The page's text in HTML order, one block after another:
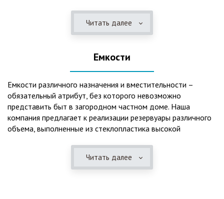
механическая и биологическая очистка канализационных
Главная причина популярности пластиковых и
также отнести:
безупречное качество изготовления;
стойкость к высокому давлению грунта (даже в
ненаполненном состоянии);
полная герметичность, что гарантирует отсутствие
Читать далее
Емкости
Емкости различного назначения и вместительности –
обязательный атрибут, без которого невозможно
представить быт в загородном частном доме. Наша
компания предлагает к реализации резервуары различного
объема, выполненные из стеклопластика высокой
одна из основных сфер их практического использования –
это организация центров очистки, обустройство
Читать далее